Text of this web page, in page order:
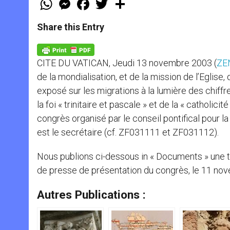
t
s
p
p
e
s
e
g
e
r
a
e
b
k
w
Share this Entry
CITE DU VATICAN, Jeudi 13 novembre 2003 (
de la mondialisation, et de la mission de
exposé sur les migrations à la lumière des
la foi « trinitaire et pascale » et de la «
congrès organisé par le conseil pontifical pour
est le secrétaire (cf. ZF031111 et ZF031112).
Nous publions ci-dessous in « Documents »
de presse de présentation du congrès, le 11
Autres Publications :